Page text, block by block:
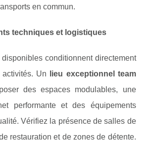
en commun.
techniques et logistiques
disponibles conditionnent directement
Un
lieu exceptionnel team
des espaces modulables, une
performante et des équipements
Vérifiez la présence de salles de
restauration et de zones de détente.